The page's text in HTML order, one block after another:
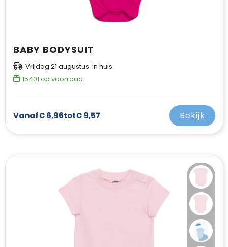
BABY BODYSUIT
Vrijdag 21 augustus in huis
15401 op voorraad
Vanaf€ 6,96tot€ 9,57 Bekijk